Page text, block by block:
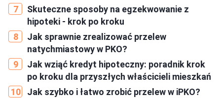
Skuteczne sposoby na egzekwowanie z
hipoteki - krok po kroku
Jak sprawnie zrealizować przelew
natychmiastowy w PKO?
Jak wziąć kredyt hipoteczny: poradnik krok
po kroku dla przyszłych właścicieli mieszkań
Jak szybko i łatwo zrobić przelew w iPKO?